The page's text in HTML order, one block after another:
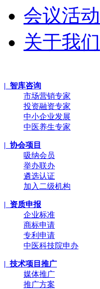
会议活动
关于我们
| 智库咨询
市场营销专家
投资融资专家
中小企业发展
中医养生专家
| 协会项目
吸纳会员
举办联办
遴选认证
加入二级机构
| 资质申报
企业标准
商标申请
专利申请
中医科技院申办
| 技术项目推广
媒体推广
推广方案